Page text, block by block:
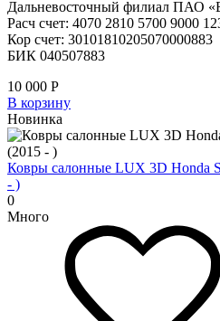
Дальневосточный филиал ПАО
Расч счет: 4070 2810 5700 9000
Кор счет: 30101810205070000883
БИК 040507883
10 000 Р
В корзину
Новинка
Ковры салонные LUX 3D Honda
- )
0
Много